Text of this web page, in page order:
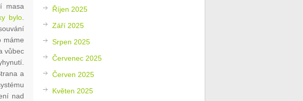
masa
bylo.
máme
vůbec
a
nad
Říjen 2025
Září 2025
Srpen 2025
Červenec 2025
Červen 2025
Květen 2025